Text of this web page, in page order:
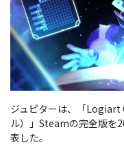
ジュピターは、「
ル）」Steamの完全版を
表した。